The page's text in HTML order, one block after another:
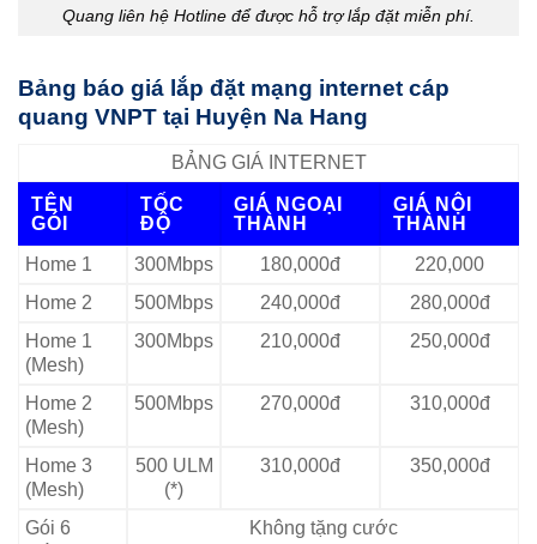
Quang liên hệ Hotline để được hỗ trợ lắp đặt miễn phí.
Bảng báo giá lắp đặt mạng internet cáp
quang VNPT tại Huyện Na Hang
BẢNG GIÁ INTERNET
TÊN
GÓI
TỐC
ĐỘ
GIÁ NGOẠI
THÀNH
GIÁ NỘI
THÀNH
Home 1
300Mbps 180,000đ
220,000
Home 2
500Mbps 240,000đ
280,000đ
Home 1
(Mesh)
300Mbps 210,000đ 250,000đ
Home 2
(Mesh)
500Mbps 270,000đ 310,000đ
Home 3
(Mesh)
500 ULM
(*)
310,000đ 350,000đ
Gói 6
Không tặng cước